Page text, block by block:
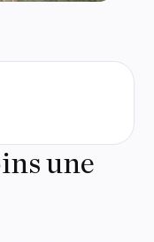
sur LinkedIn
une